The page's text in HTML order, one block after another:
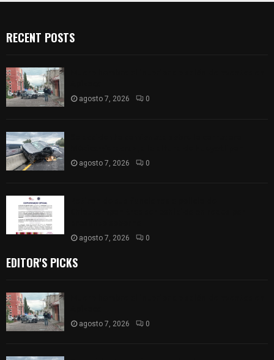
RECENT POSTS
agosto 7, 2026 0
agosto 7, 2026 0
agosto 7, 2026 0
EDITOR'S PICKS
agosto 7, 2026 0